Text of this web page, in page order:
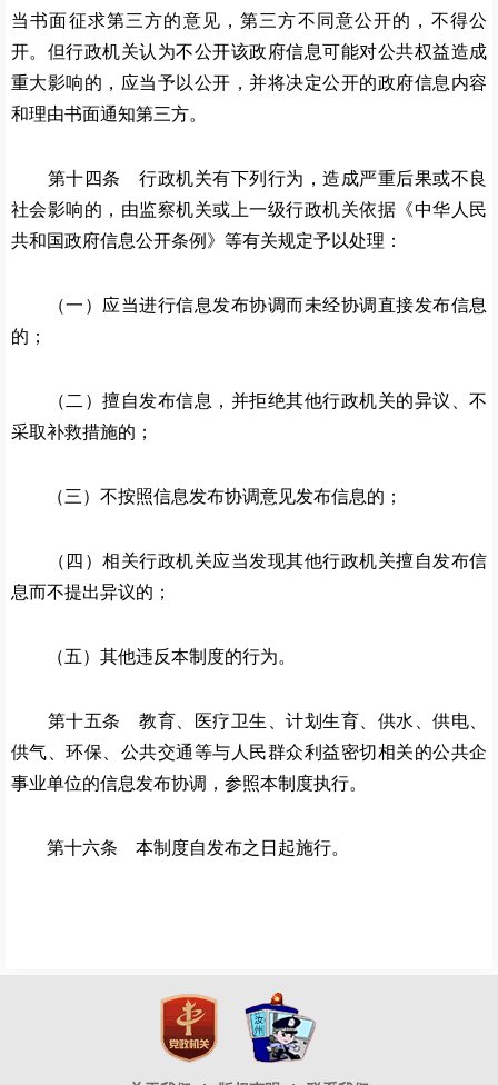
当书面征求第三方的意见，第三方不同意公开的，不得公
开。但行政机关认为不公开该政府信息可能对公共权益造成
重大影响的，应当予以公开，并将决定公开的政府信息内容
和理由书面通知第三方。
第十四条 行政机关有下列行为，造成严重后果或不良
社会影响的，由监察机关或上一级行政机关依据《中华人民
共和国政府信息公开条例》等有关规定予以处理：
（一）应当进行信息发布协调而未经协调直接发布信息
的；
（二）擅自发布信息，并拒绝其他行政机关的异议、不
采取补救措施的；
（三）不按照信息发布协调意见发布信息的；
（四）相关行政机关应当发现其他行政机关擅自发布信
息而不提出异议的；
（五）其他违反本制度的行为。
第十五条 教育、医疗卫生、计划生育、供水、供电、
供气、环保、公共交通等与人民群众利益密切相关的公共企
事业单位的信息发布协调，参照本制度执行。
第十六条 本制度自发布之日起施行。